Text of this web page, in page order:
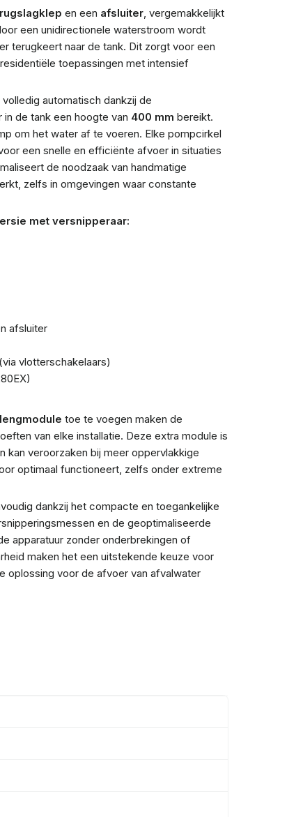
en een afsluiter, vergemakkelijkt
een unidirectionele waterstroom wordt
terugkeert naar de tank. Dit zorgt voor een
toepassingen met intensief
automatisch dankzij de
de tank een hoogte van 400 mm bereikt.
om het water af te voeren. Elke pompcirkel
een snelle en efficiënte afvoer in situaties
de noodzaak van handmatige
zelfs in omgevingen waar constante
met versnipperaar:
afsluiter
vlotterschakelaars)
toe te voegen maken de
van elke installatie. Deze extra module is
kan veroorzaken bij meer oppervlakkige
optimaal functioneert, zelfs onder extreme
dankzij het compacte en toegankelijke
en de geoptimaliseerde
apparatuur zonder onderbrekingen of
maken het een uitstekende keuze voor
oplossing voor de afvoer van afvalwater